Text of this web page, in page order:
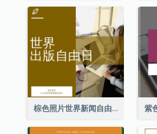
棕色照片世界新闻自由日Instagram帖子